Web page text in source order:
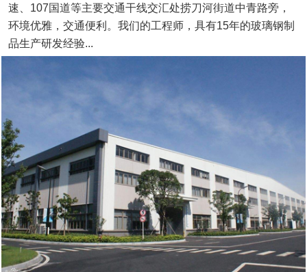
速、107国道等主要交通干线交汇处捞刀河街道中青路旁，
环境优雅，交通便利。我们的工程师，具有15年的玻璃钢制
品生产研发经验...